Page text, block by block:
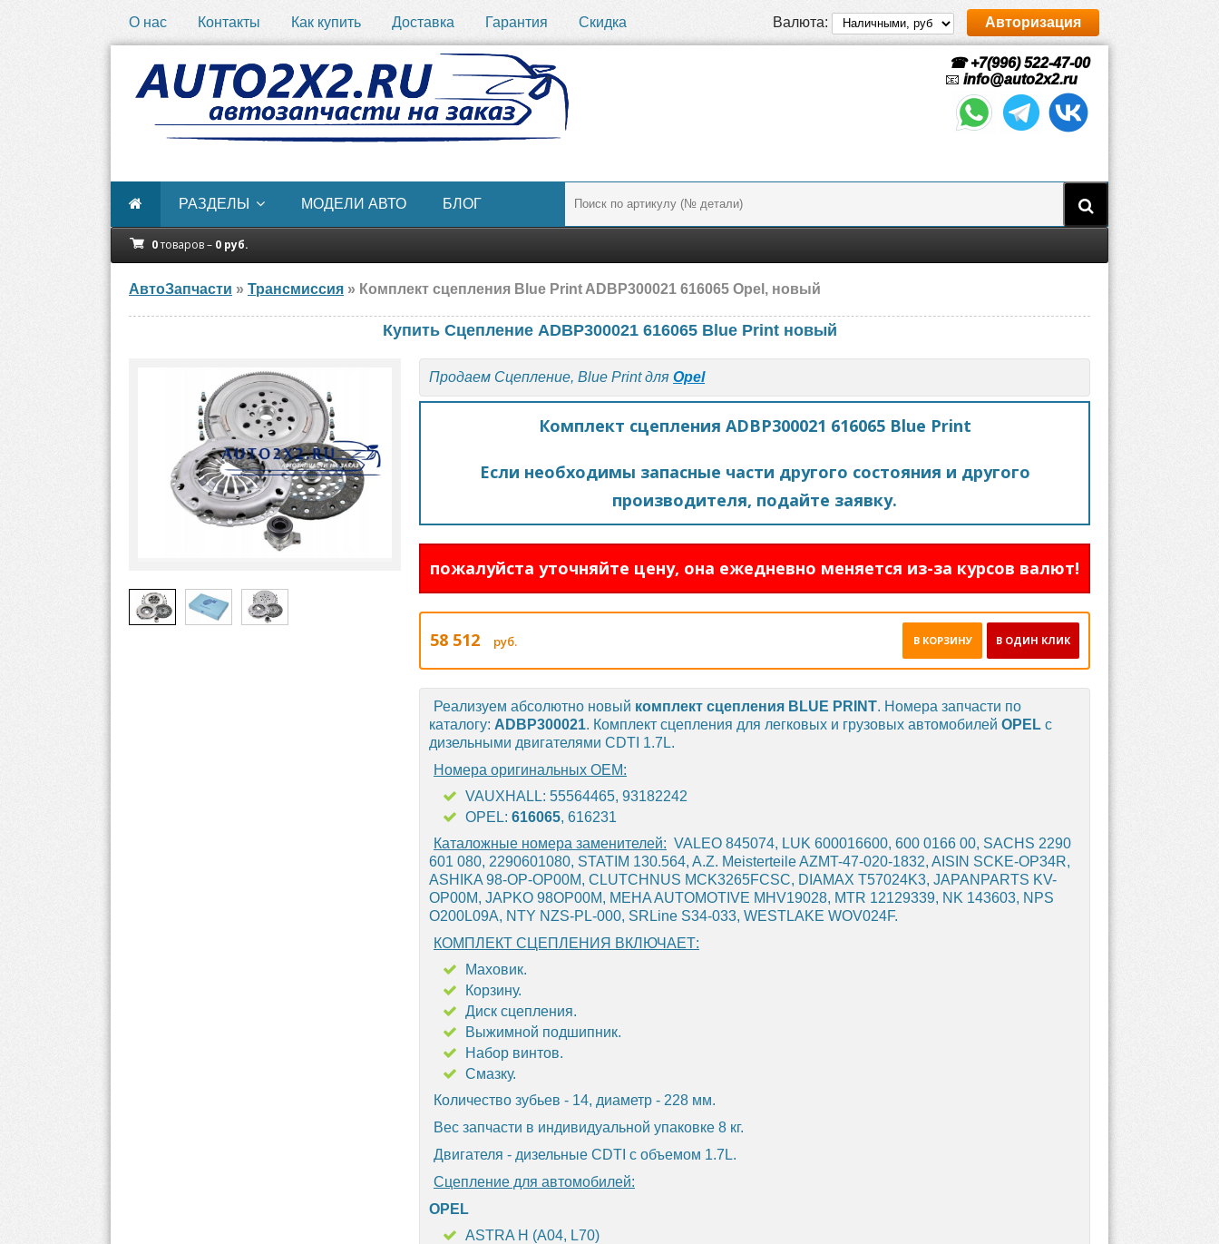
О нас Контакты Как купить Доставка Гарантия Скидка Валюта: Авторизация
☎ +7(996) 522-47-00
📧 info@auto2x2.ru
РАЗДЕЛЫ МОДЕЛИ АВТО БЛОГ
0товаров – 0 руб.
АвтоЗапчасти » Трансмиссия » Комплект сцепления Blue Print ADBP300021 616065 Opel, новый
Купить Сцепление ADBP300021 616065 Blue Print новый
Продаем Сцепление, Blue Print для Opel
Комплект сцепления ADBP300021 616065 Blue Print
Если необходимы запасные части другого состояния и другого
производителя, подайте заявку.
пожалуйста уточняйте цену, она ежедневно меняется из-за курсов валют!
58 512 руб. В ОДИН КЛИК
В КОРЗИНУ
Реализуем абсолютно новый комплект сцепления BLUE PRINT. Номера запчасти по
каталогу: ADBP300021. Комплект сцепления для легковых и грузовых автомобилей OPEL с
дизельными двигателями CDTI 1.7L.
Номера оригинальных OEM:
VAUXHALL: 55564465, 93182242
OPEL: 616065, 616231
Каталожные номера заменителей: VALEO 845074, LUK 600016600, 600 0166 00, SACHS 2290
601 080, 2290601080, STATIM 130.564, A.Z. Meisterteile AZMT-47-020-1832, AISIN SCKE-OP34R,
ASHIKA 98-OP-OP00M, CLUTCHNUS MCK3265FCSC, DIAMAX T57024K3, JAPANPARTS KV-
OP00M, JAPKO 98OP00M, MEHA AUTOMOTIVE MHV19028, MTR 12129339, NK 143603, NPS
O200L09A, NTY NZS-PL-000, SRLine S34-033, WESTLAKE WOV024F.
КОМПЛЕКТ СЦЕПЛЕНИЯ ВКЛЮЧАЕТ:
Маховик.
Корзину.
Диск сцепления.
Выжимной подшипник.
Набор винтов.
Смазку.
Количество зубьев - 14, диаметр - 228 мм.
Вес запчасти в индивидуальной упаковке 8 кг.
Двигателя - дизельные CDTI с объемом 1.7L.
Сцепление для автомобилей:
OPEL
ASTRA H (A04, L70)